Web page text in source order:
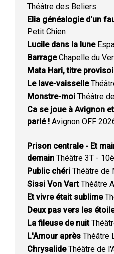
Théâtre des Beliers
Elia généalogie d'un
Petit Chien
Lucile dans la lune
BarrageChapelle du
Mata Hari, titre
Le lave-vaisselle
Monstre-moi Théâtre
Ca se joue à Avignon
parlé ! Avignon OFF
Prison centrale - Et
demain Théâtre 3T -
Public chéri Théâtre de
Sissi Von VartThéâtre
Et vivre était sublime
Deux pas vers les
La fileuse de nuit
L'Amour après Théâtre
ChrysalideThéâtre de